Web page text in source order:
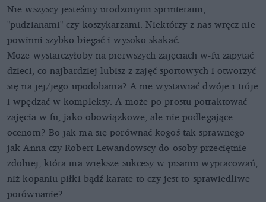
Nie wszyscy jesteśmy urodzonymi sprinterami,
"pudzianami" czy koszykarzami. Niektórzy z nas wręcz nie
powinni szybko biegać i wysoko skakać.
Może wystarczyłoby na pierwszych zajęciach w-fu zapytać
dzieci, co najbardziej lubisz z zajęć sportowych i otworzyć
się na jej/jego upodobania? A nie wystawiać dwóje i tróje
i wpędzać w kompleksy. A może po prostu potraktować
zajęcia w-fu, jako obowiązkowe, ale nie podlegające
ocenom? Bo jak ma się porównać kogoś tak sprawnego
jak Anna czy Robert Lewandowscy do osoby przeciętnie
zdolnej, która ma większe sukcesy w pisaniu wypracowań,
niż kopaniu piłki bądź karate to czy jest to sprawiedliwe
porównanie?